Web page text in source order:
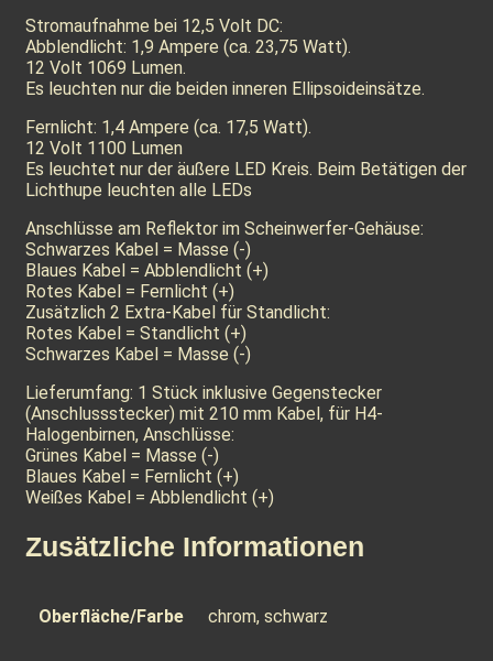
Stromaufnahme bei 12,5 Volt DC:
Abblendlicht: 1,9 Ampere (ca. 23,75 Watt).
12 Volt 1069 Lumen.
Es leuchten nur die beiden inneren Ellipsoideinsätze.
Fernlicht: 1,4 Ampere (ca. 17,5 Watt).
12 Volt 1100 Lumen
Es leuchtet nur der äußere LED Kreis. Beim Betätigen der
Lichthupe leuchten alle LEDs
Anschlüsse am Reflektor im Scheinwerfer-Gehäuse:
Schwarzes Kabel = Masse (-)
Blaues Kabel = Abblendlicht (+)
Rotes Kabel = Fernlicht (+)
Zusätzlich 2 Extra-Kabel für Standlicht:
Rotes Kabel = Standlicht (+)
Schwarzes Kabel = Masse (-)
Lieferumfang: 1 Stück inklusive Gegenstecker
(Anschlussstecker) mit 210 mm Kabel, für H4-
Halogenbirnen, Anschlüsse:
Grünes Kabel = Masse (-)
Blaues Kabel = Fernlicht (+)
Weißes Kabel = Abblendlicht (+)
Zusätzliche Informationen
Oberfläche/Farbe chrom, schwarz